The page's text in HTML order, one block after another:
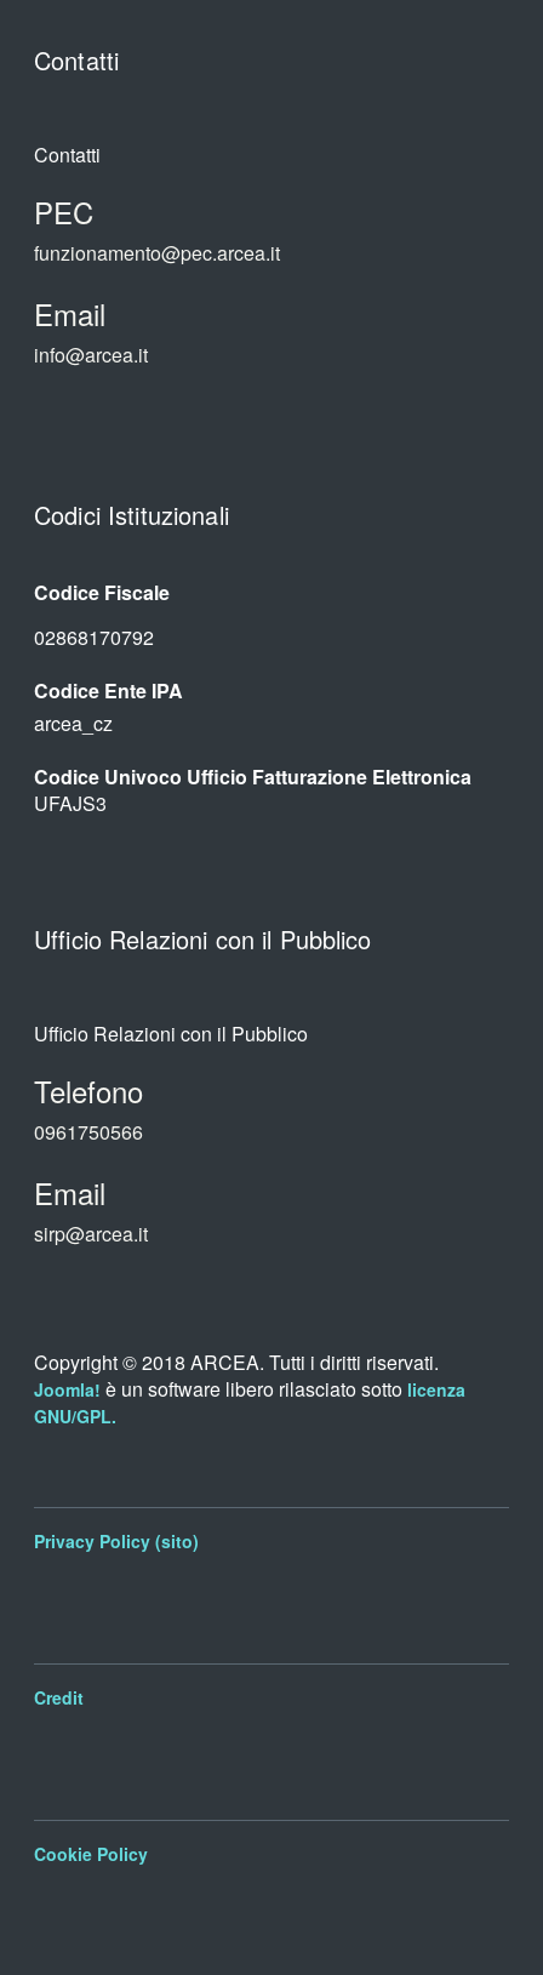
Contatti
Contatti
PEC
funzionamento@pec.arcea.it
Email
info@arcea.it
Codici Istituzionali
Codice Fiscale
02868170792
Codice Ente IPA
arcea_cz
Codice Univoco Ufficio Fatturazione Elettronica
UFAJS3
Ufficio Relazioni con il Pubblico
Ufficio Relazioni con il Pubblico
Telefono
0961750566
Email
sirp@arcea.it
Copyright © 2018 ARCEA. Tutti i diritti riservati.
Joomla! è un software libero rilasciato sotto licenza
GNU/GPL.
Privacy Policy (sito)
Credit
Cookie Policy